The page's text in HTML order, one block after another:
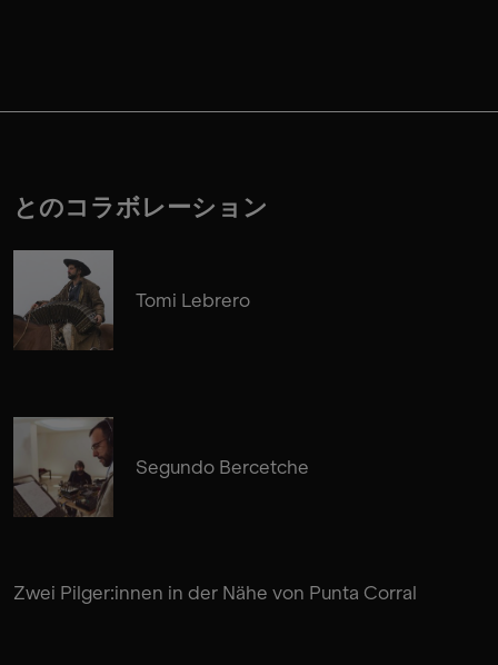
とのコラボレーション
Tomi Lebrero
Segundo Bercetche
Zwei Pilger:innen in der Nähe von Punta Corral